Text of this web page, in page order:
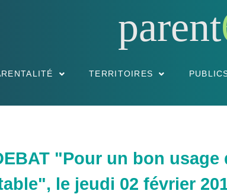
parent
TERRITOIRES
"Pour un bon
le jeudi 02 février